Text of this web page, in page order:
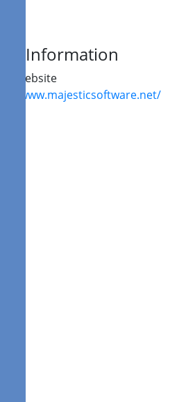
Information
website
www.majesticsoftware.net/